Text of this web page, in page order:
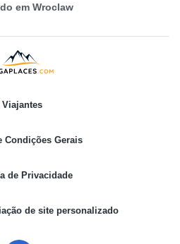
em Wroclaw
Viajantes
Condições Gerais
de Privacidade
de site personalizado